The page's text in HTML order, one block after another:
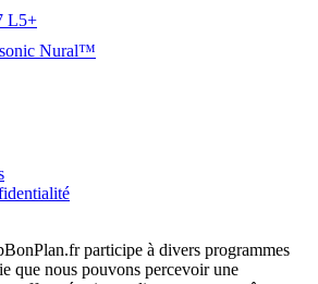
L5+
Nural™
participe à divers programmes
que nous pouvons percevoir une